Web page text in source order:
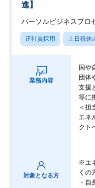
進】
パーソルビジネスプロ
正社員採用 土日祝休
業務内容
国や
団体
支援
等に
＜担
エネ
クト
対象となる方
※エ
くの
・